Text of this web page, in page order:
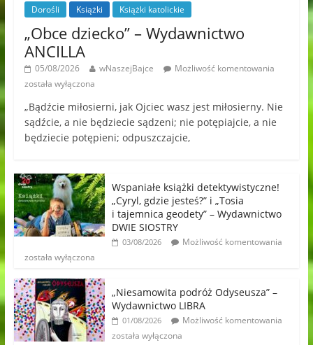
Dorośli Książki Książki katolickie
„Obce dziecko” – Wydawnictwo
ANCILLA
05/08/2026 wNaszejBajce
Możliwość komentowania
została wyłączona
„Bądźcie miłosierni, jak Ojciec wasz jest miłosierny. Nie
sądźcie, a nie będziecie sądzeni; nie potępiajcie, a nie
będziecie potępieni; odpuszczajcie,
Wspaniałe książki detektywistyczne!
„Cyryl, gdzie jesteś?” i „Tosia
i tajemnica geodety” – Wydawnictwo
DWIE SIOSTRY
03/08/2026
Możliwość komentowania
została wyłączona
„Niesamowita podróż Odyseusza” –
Wydawnictwo LIBRA
01/08/2026
Możliwość komentowania
została wyłączona